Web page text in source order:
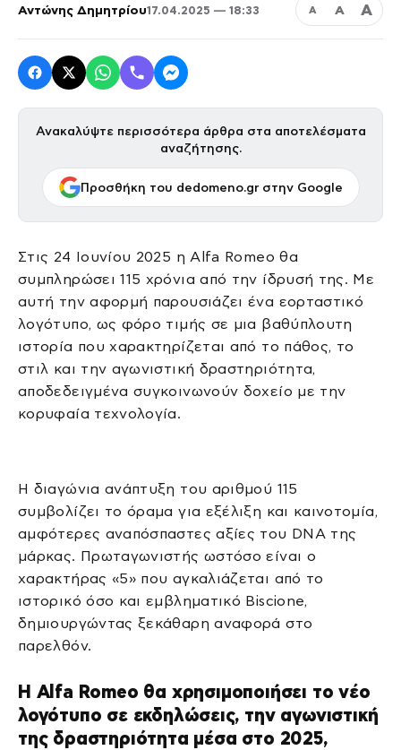
Αντώνης Δημητρίου17.04.2025 — 18:33 Α Α Α
Ανακαλύψτε περισσότερα άρθρα στα αποτελέσματα
αναζήτησης.
Προσθήκη του dedomeno.gr στην Google
Στις 24 Ιουνίου 2025 η Alfa Romeo θα
συμπληρώσει 115 χρόνια από την ίδρυσή της. Με
αυτή την αφορμή παρουσιάζει ένα εορταστικό
λογότυπο, ως φόρο τιμής σε μια βαθύπλουτη
ιστορία που χαρακτηρίζεται από το πάθος, το
στιλ και την αγωνιστική δραστηριότητα,
αποδεδειγμένα συγκοινωνούν δοχείο με την
κορυφαία τεχνολογία.
Η διαγώνια ανάπτυξη του αριθμού 115
συμβολίζει το όραμα για εξέλιξη και καινοτομία,
αμφότερες αναπόσπαστες αξίες του DNA της
μάρκας. Πρωταγωνιστής ωστόσο είναι ο
χαρακτήρας «5» που αγκαλιάζεται από το
ιστορικό όσο και εμβληματικό Biscione,
δημιουργώντας ξεκάθαρη αναφορά στο
παρελθόν.
H Alfa Romeo θα χρησιμοποιήσει το νέο
λογότυπο σε εκδηλώσεις, την αγωνιστική
της δραστηριότητα μέσα στο 2025,